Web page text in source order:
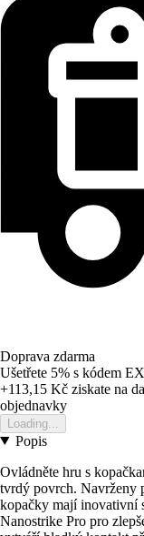
Doprava zdarma
Ušetřete 5% s kódem
+113,15 Kč ziskate na
objednavky
Loading...
Popis
Ovládněte hru s
tvrdý povrch. Navrženy
kopačky mají inovativní
Nanostrike Pro pro